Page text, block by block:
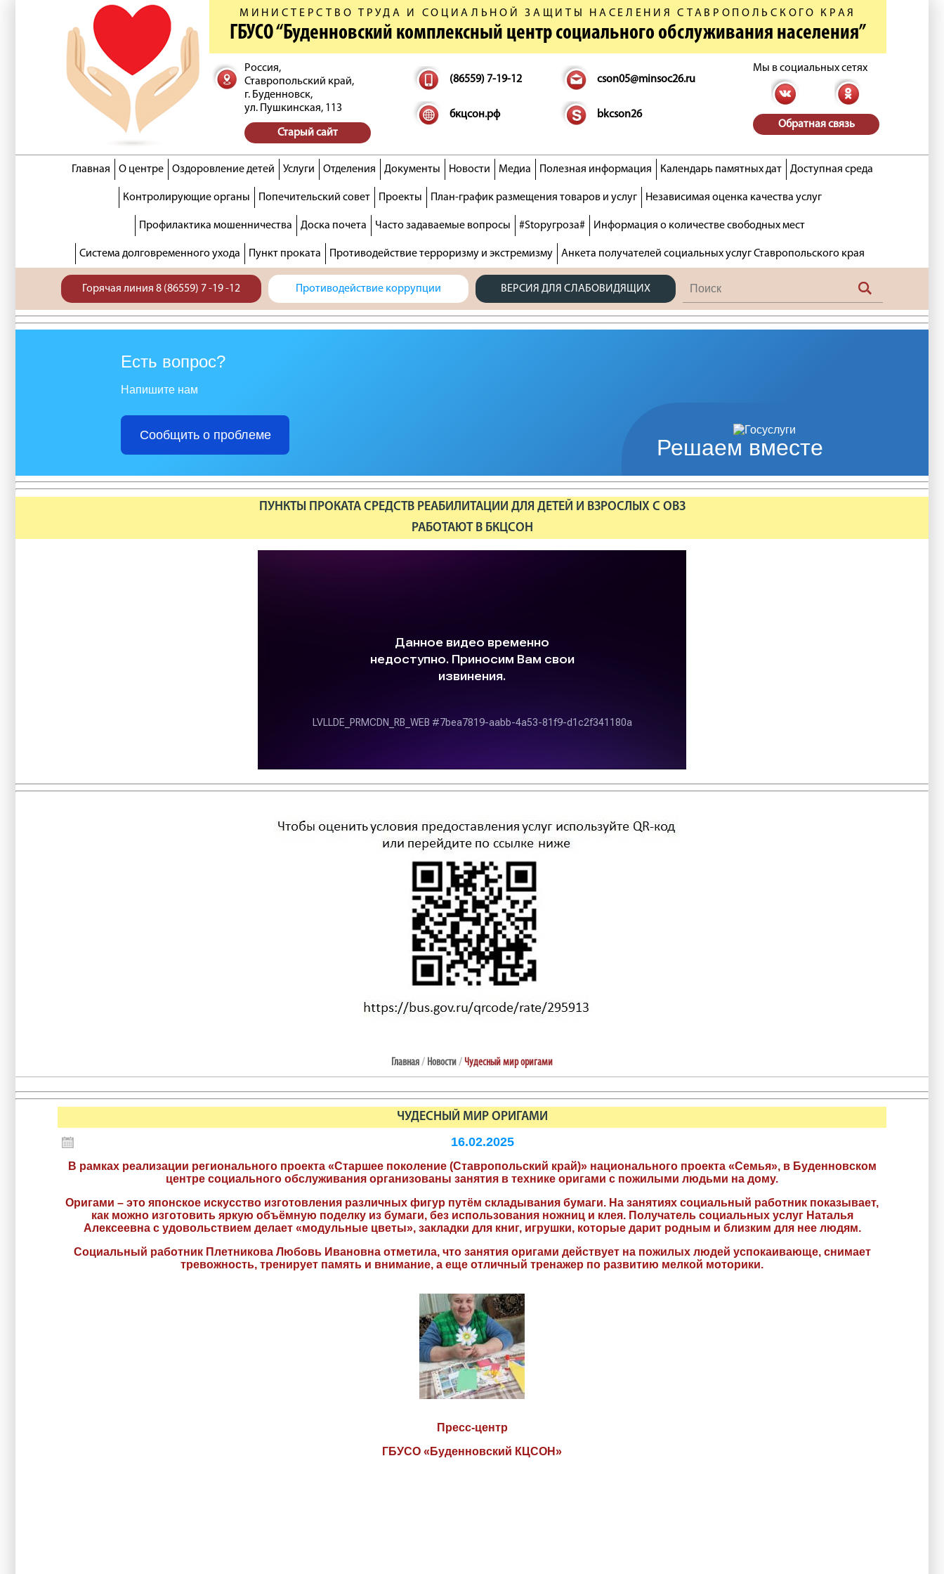
МИНИСТЕРСТВО ТРУДА И СОЦИАЛЬНОЙ ЗАЩИТЫ НАСЕЛЕНИЯ СТАВРОПОЛЬСКОГО КРАЯ
ГБУСО “Буденновский комплексный центр социального обслуживания населения”
Россия,
Ставропольский край,
г. Буденновск,
ул. Пушкинская, 113
Старый сайт
(86559) 7-19-12 cson05@minsoc26.ru
бкцсон.рф bkcson26
Мы в социальных сетях
Обратная связь
Главная О центре Оздоровление детей Услуги Отделения Документы Новости Медиа Полезная информация Календарь памятных дат Доступная среда
Контролирующие органы Попечительский совет Проекты План-график размещения товаров и услуг Независимая оценка качества услуг
Профилактика мошенничества Доска почета Часто задаваемые вопросы #Stopугроза# Информация о количестве свободных мест
Система долговременного ухода Пункт проката Противодействие терроризму и экстремизму Анкета получателей социальных услуг Ставропольского края
Горячая линия 8 (86559) 7 -19 -12 Противодействие коррупции ВЕРСИЯ ДЛЯ СЛАБОВИДЯЩИХ
Решаем вместе
Есть вопрос?
Напишите нам
Сообщить о проблеме
ПУНКТЫ ПРОКАТА СРЕДСТВ РЕАБИЛИТАЦИИ ДЛЯ ДЕТЕЙ И ВЗРОСЛЫХ С ОВЗ
РАБОТАЮТ В БКЦСОН
Главная/ Новости/Чудесный мир оригами
ЧУДЕСНЫЙ МИР ОРИГАМИ
16.02.2025
В рамках реализации регионального проекта «Старшее поколение (Ставропольский край)» национального проекта «Семья», в Буденновском
центре социального обслуживания организованы занятия в технике оригами с пожилыми людьми на дому.
Оригами – это японское искусство изготовления различных фигур путём складывания бумаги. На занятиях социальный работник показывает,
как можно изготовить яркую объёмную поделку из бумаги, без использования ножниц и клея. Получатель социальных услуг Наталья
Алексеевна с удовольствием делает «модульные цветы», закладки для книг, игрушки, которые дарит родным и близким для нее людям.
Социальный работник Плетникова Любовь Ивановна отметила, что занятия оригами действует на пожилых людей успокаивающе, снимает
тревожность, тренирует память и внимание, а еще отличный тренажер по развитию мелкой моторики.
Пресс-центр
ГБУСО «Буденновский КЦСОН»